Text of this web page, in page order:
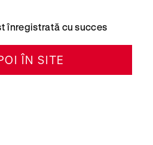
înregistrată cu succes
ÎN SITE